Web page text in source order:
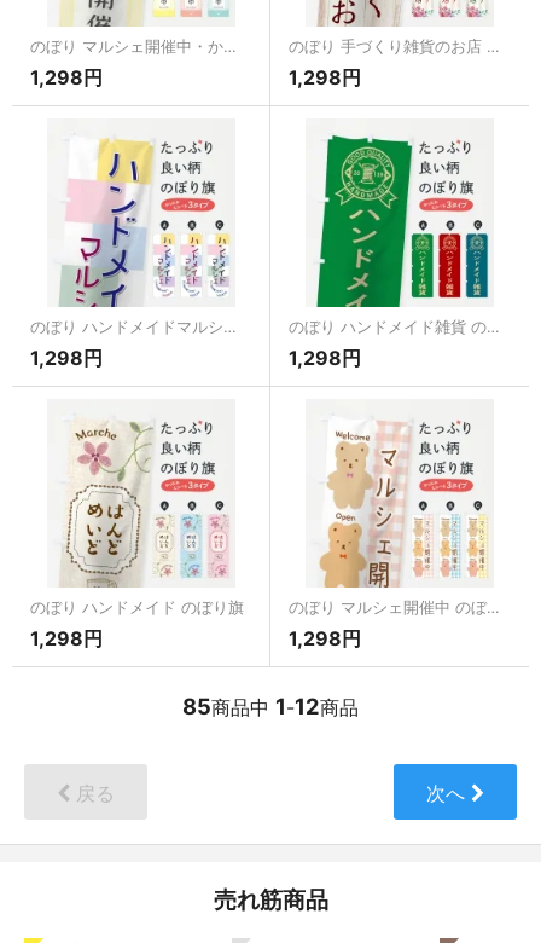
のぼり マルシェ開催中・かわいい のぼり旗
1,298円
のぼり 手づくり雑貨のお店 のぼり旗
1,298円
のぼり ハンドメイドマルシェ のぼり旗
1,298円
のぼり ハンドメイド雑貨 のぼり旗
1,298円
のぼり ハンドメイド のぼり旗
1,298円
のぼり マルシェ開催中 のぼり旗
1,298円
85商品中 1-12商品
戻る 次へ
売れ筋商品